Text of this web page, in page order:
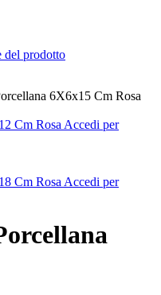
6X6x15 Cm Rosa
Cm Rosa Accedi per
Cm Rosa Accedi per